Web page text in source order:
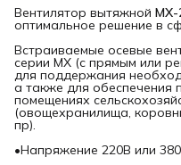
Вентилятор вытяжной
оптимальное решение в
Встраиваемые осевые
серии MX (с прямым или
для поддержания
а также для обеспечения
помещениях
(овощехранилища,
пр).
•Напряжение 220В или